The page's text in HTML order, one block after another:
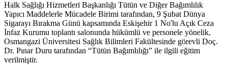
Halk Sağlığı Hizmetleri Başkanlığı Tütün ve Diğer Bağımlılık
Yapıcı Maddelerle Mücadele Birimi tarafından, 9 Şubat Dünya
Sigarayı Bırakma Günü kapsamında Eskişehir 1 No'lu Açık Ceza
İnfaz Kurumu toplantı salonunda hükümlü ve personele yönelik,
Osmangazi Üniversitesi Sağlık Bilimleri Fakültesinde görevli Doç.
Dr. Pınar Duru tarafından “Tütün Bağımlılığı” ile ilgili eğitim
verilmiştir.